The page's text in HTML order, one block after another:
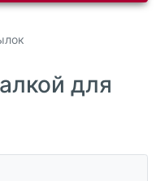
для